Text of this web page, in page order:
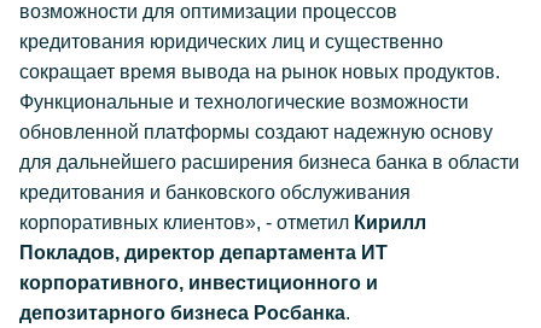
возможности для оптимизации процессов
кредитования юридических лиц и существенно
сокращает время вывода на рынок новых продуктов.
Функциональные и технологические возможности
обновленной платформы создают надежную основу
для дальнейшего расширения бизнеса банка в области
кредитования и банковского обслуживания
корпоративных клиентов», - отметил Кирилл
Покладов, директор департамента ИТ
корпоративного, инвестиционного и
депозитарного бизнеса Росбанка.